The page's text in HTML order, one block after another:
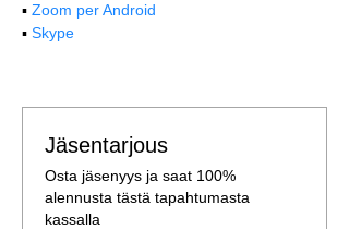
▪️ Zoom per Android
▪️ Skype
Jäsentarjous
Osta jäsenyys ja saat 100%
alennusta tästä tapahtumasta
kassalla